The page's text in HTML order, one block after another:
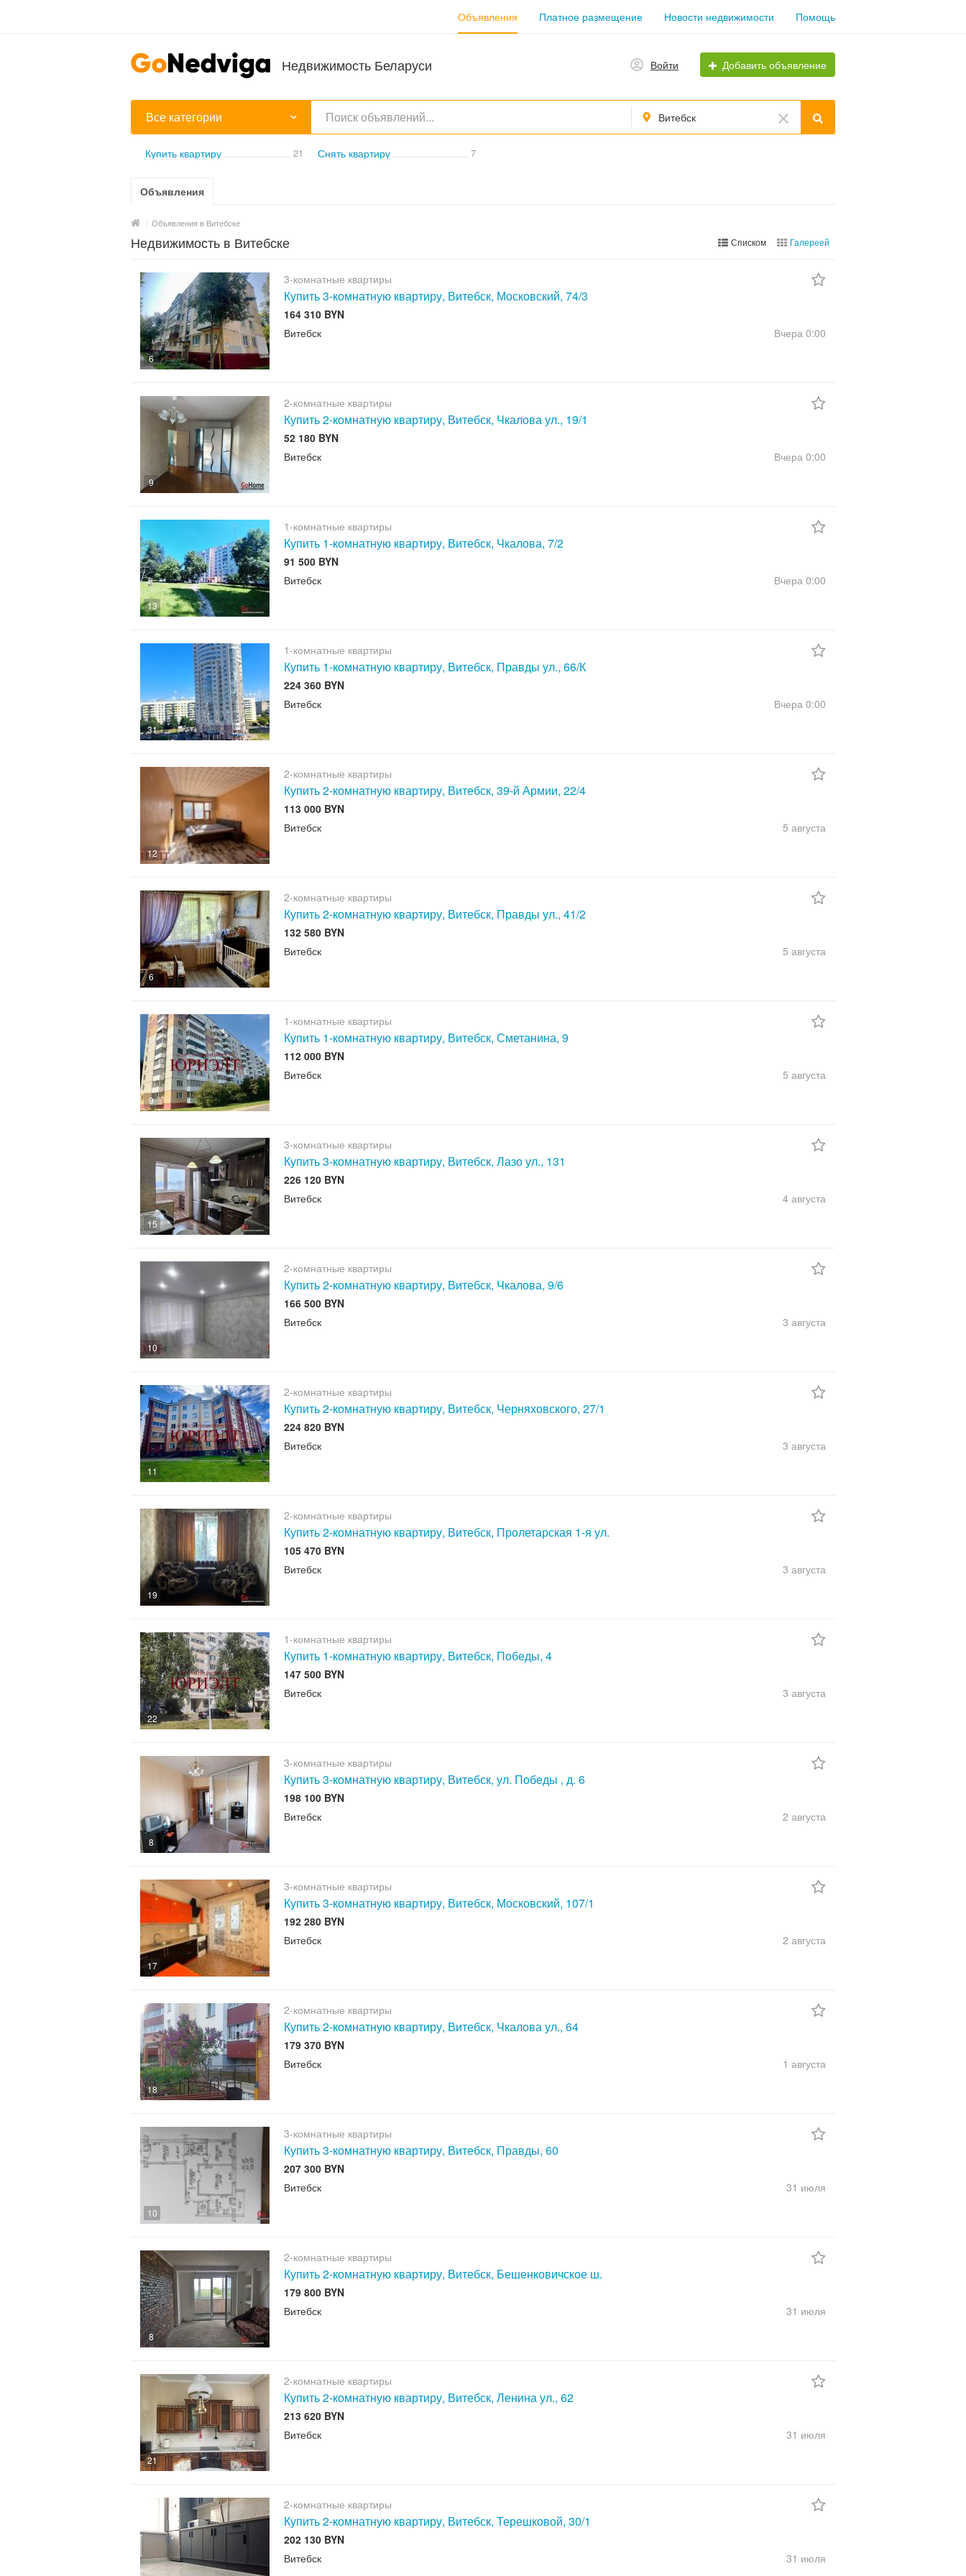
Объявления Платное размещение Новости недвижимости Помощь
Недвижимость Беларуси Войти Добавить объявление
Все категории Витебск
Купить квартиру 21 Снять квартиру 7
Объявления
/ Объявления в Витебске
Недвижимость в Витебске Списком Галереей
6
3-комнатные квартиры
Купить 3-комнатную квартиру, Витебск, Московский, 74/3
164 310 BYN
Витебск
Вчера 0:00
9
2-комнатные квартиры
Купить 2-комнатную квартиру, Витебск, Чкалова ул., 19/1
52 180 BYN
Витебск
Вчера 0:00
13
1-комнатные квартиры
Купить 1-комнатную квартиру, Витебск, Чкалова, 7/2
91 500 BYN
Витебск
Вчера 0:00
31
1-комнатные квартиры
Купить 1-комнатную квартиру, Витебск, Правды ул., 66/К
224 360 BYN
Витебск
Вчера 0:00
12
2-комнатные квартиры
Купить 2-комнатную квартиру, Витебск, 39-й Армии, 22/4
113 000 BYN
Витебск
5 августа
6
2-комнатные квартиры
Купить 2-комнатную квартиру, Витебск, Правды ул., 41/2
132 580 BYN
Витебск
5 августа
9
1-комнатные квартиры
Купить 1-комнатную квартиру, Витебск, Сметанина, 9
112 000 BYN
Витебск
5 августа
15
3-комнатные квартиры
Купить 3-комнатную квартиру, Витебск, Лазо ул., 131
226 120 BYN
Витебск
4 августа
10
2-комнатные квартиры
Купить 2-комнатную квартиру, Витебск, Чкалова, 9/6
166 500 BYN
Витебск
3 августа
11
2-комнатные квартиры
Купить 2-комнатную квартиру, Витебск, Черняховского, 27/1
224 820 BYN
Витебск
3 августа
19
2-комнатные квартиры
Купить 2-комнатную квартиру, Витебск, Пролетарская 1-я ул.
105 470 BYN
Витебск
3 августа
22
1-комнатные квартиры
Купить 1-комнатную квартиру, Витебск, Победы, 4
147 500 BYN
Витебск
3 августа
8
3-комнатные квартиры
Купить 3-комнатную квартиру, Витебск, ул. Победы , д. 6
198 100 BYN
Витебск
2 августа
17
3-комнатные квартиры
Купить 3-комнатную квартиру, Витебск, Московский, 107/1
192 280 BYN
Витебск
2 августа
18
2-комнатные квартиры
Купить 2-комнатную квартиру, Витебск, Чкалова ул., 64
179 370 BYN
Витебск
1 августа
10
3-комнатные квартиры
Купить 3-комнатную квартиру, Витебск, Правды, 60
207 300 BYN
Витебск
31 июля
8
2-комнатные квартиры
Купить 2-комнатную квартиру, Витебск, Бешенковичское ш.
179 800 BYN
Витебск
31 июля
21
2-комнатные квартиры
Купить 2-комнатную квартиру, Витебск, Ленина ул., 62
213 620 BYN
Витебск
31 июля
2-комнатные квартиры
Купить 2-комнатную квартиру, Витебск, Терешковой, 30/1
202 130 BYN
Витебск
31 июля